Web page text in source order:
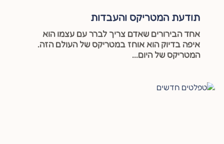
תודעת המטריקס והעבדות
אחד הבירורים שאדם צריך לברר עם עצמו הוא
איפה בדיוק הוא אוחז במטריקס של העולם הזה.
המטריקס של היום...